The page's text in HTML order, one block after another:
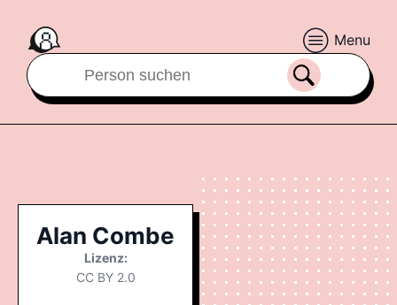
Menu
Alan Combe
Lizenz:
CC BY 2.0